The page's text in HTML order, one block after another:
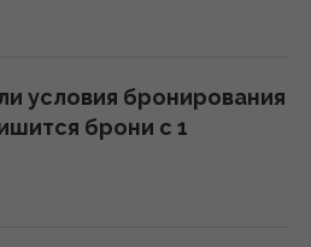
войны в Украине
разбился
известно
условия бронирования
брони с 1